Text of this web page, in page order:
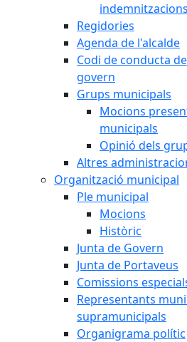
indemnitzacions
Regidories
Agenda de l'alcalde
Codi de conducta
govern
Grups municipals
Mocions
municipals
Opinió dels
Altres
Organització municipal
Ple municipal
Mocions
Històric
Junta de Govern
Junta de Portaveus
Comissions
Representants
supramunicipals
Organigrama polític